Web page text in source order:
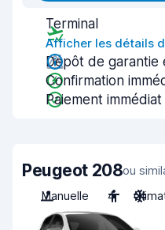
Terminal
Afficher les détails
Dépôt de garantie
Confirmation
Paiement immédiat
Peugeot 208ou
Manuelle
4